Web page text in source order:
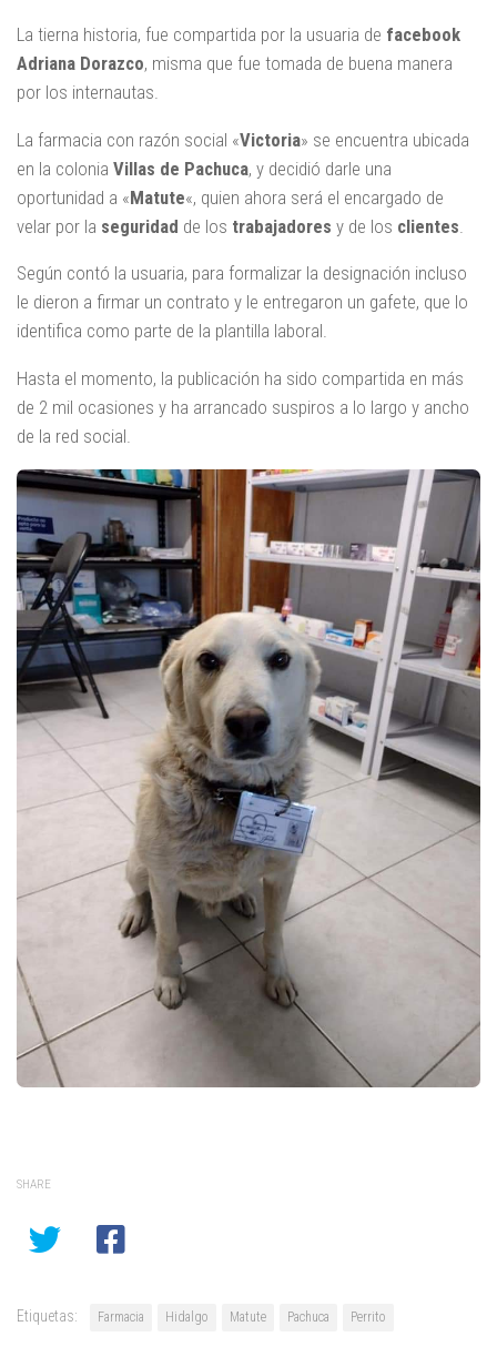
La tierna historia, fue compartida por la usuaria de facebook
Adriana Dorazco, misma que fue tomada de buena manera
por los internautas.
La farmacia con razón social «Victoria» se encuentra ubicada
en la colonia Villas de Pachuca, y decidió darle una
oportunidad a «Matute«, quien ahora será el encargado de
velar por la seguridad de los trabajadores y de los clientes
Según contó la usuaria, para formalizar la designación incluso
le dieron a firmar un contrato y le entregaron un gafete, que lo
identifica como parte de la plantilla laboral.
Hasta el momento, la publicación ha sido compartida en más
de 2 mil ocasiones y ha arrancado suspiros a lo largo y ancho
de la red social.
SHARE
Etiquetas: Farmacia Hidalgo Matute Pachuca Perrito